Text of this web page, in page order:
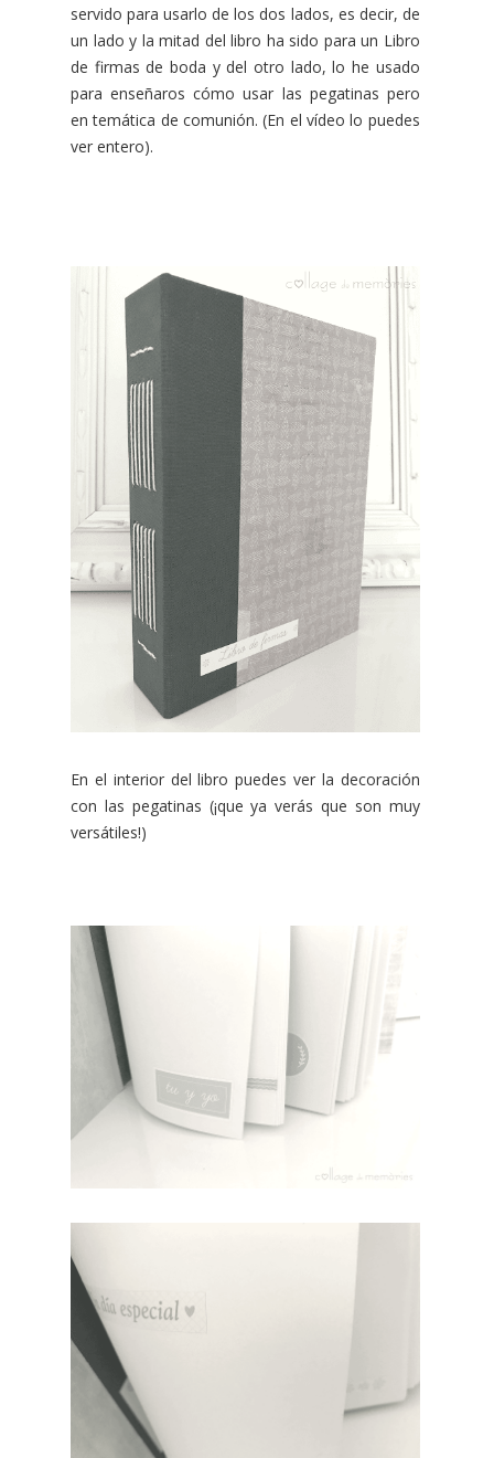
servido para usarlo de los dos lados, es decir, de
un lado y la mitad del libro ha sido para un Libro
de firmas de boda y del otro lado, lo he usado
para enseñaros cómo usar las pegatinas pero
en temática de comunión. (En el vídeo lo puedes
ver entero).
En el interior del libro puedes ver la decoración
con las pegatinas (¡que ya verás que son muy
versátiles!)